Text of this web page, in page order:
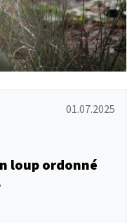
01.07.2025
loup ordonné